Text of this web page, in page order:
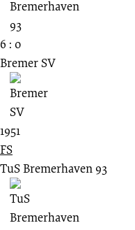
6 : 0
Bremer SV
1951
FS
TuS Bremerhaven 93